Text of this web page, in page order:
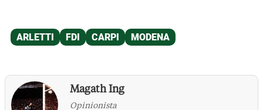
Magath Ing
Opinionista